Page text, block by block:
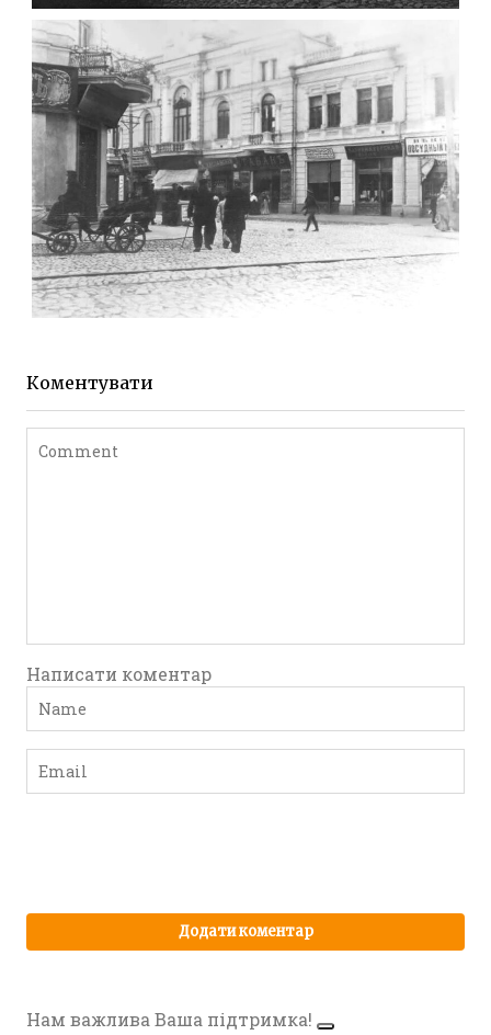
МИХАЙЛІВСЬКА-СКОРУЛЬСЬКОГО
Фото Житомира період
до 1917 року
Leave a comment
ЖИТОМИР МИХАЙЛІВСЬКА 1903 РОКУ
Коментувати
Написати коментар
Нам важлива Ваша підтримка!